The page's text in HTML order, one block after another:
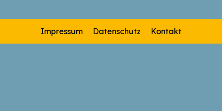
Impressum Datenschutz Kontakt